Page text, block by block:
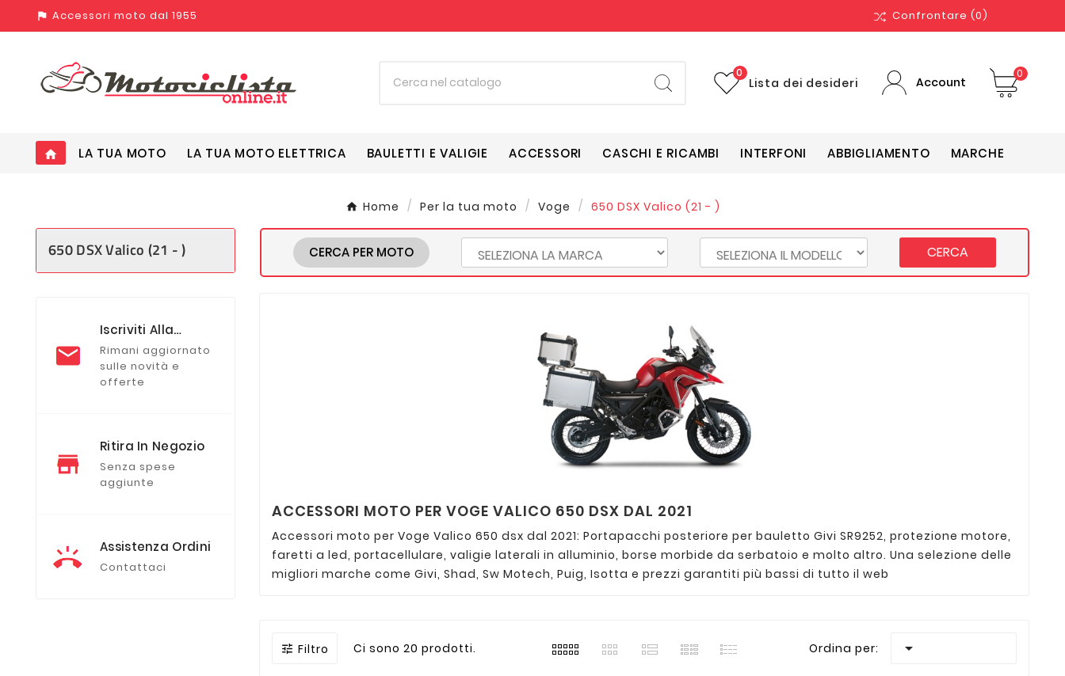
assistant_photo Accessori moto dal 1955 Confrontare (0)
Lista dei desideri
0
Account
0
home LA TUA MOTO LA TUA MOTO ELETTRICA BAULETTI E VALIGIE ACCESSORI CASCHI E RICAMBI INTERFONI ABBIGLIAMENTO MARCHE
Home Per la tua moto Voge 650 DSX Valico (21 - )
650 DSX Valico (21 - )
Iscriviti Alla
Newsletter
Rimani aggiornato
sulle novità e
offerte
Ritira In Negozio
Senza spese
aggiunte
Assistenza Ordini
Contattaci
CERCA PER MOTO CERCA
ACCESSORI MOTO PER VOGE VALICO 650 DSX DAL 2021
Accessori moto per Voge Valico 650 dsx dal 2021: Portapacchi posteriore per bauletto Givi SR9252, protezione motore,
faretti a led, portacellulare, valigie laterali in alluminio, borse morbide da serbatoio e molto altro. Una selezione delle
migliori marche come Givi, Shad, Sw Motech, Puig, Isotta e prezzi garantiti più bassi di tutto il web
 Filtro Ci sono 20 prodotti. Ordina per: 